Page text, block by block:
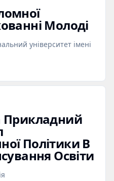
Молоді
університет імені
Прикладний
Політики В
Освіти